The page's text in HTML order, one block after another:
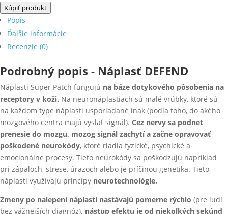
Kúpiť produkt
Popis
Ďalšie informácie
Recenzie (0)
Podrobný popis - Náplasť DEFEND
Náplasti Super Patch fungujú na báze dotykového pôsobenia na
receptory v koži. Na neuronáplastiach sú malé vrúbky, ktoré sú
na každom type náplasti usporiadané inak (podľa toho, do akého
mozgového centra majú vyslať signál). Cez nervy sa podnet
prenesie do mozgu, mozog signál zachytí a začne opravovať
poškodené neurokódy, ktoré riadia fyzické, psychické a
emocionálne procesy. Tieto neurokódy sa poškodzujú napríklad
pri zápaloch, strese, úrazoch alebo je príčinou genetika. Tieto
náplasti využívajú princípy neurotechnológie.
Zmeny po nalepení náplastí nastávajú pomerne rýchlo (pre ľudí
bez vážnejších diagnóz), nástup efektu je od niekoľkých sekúnd